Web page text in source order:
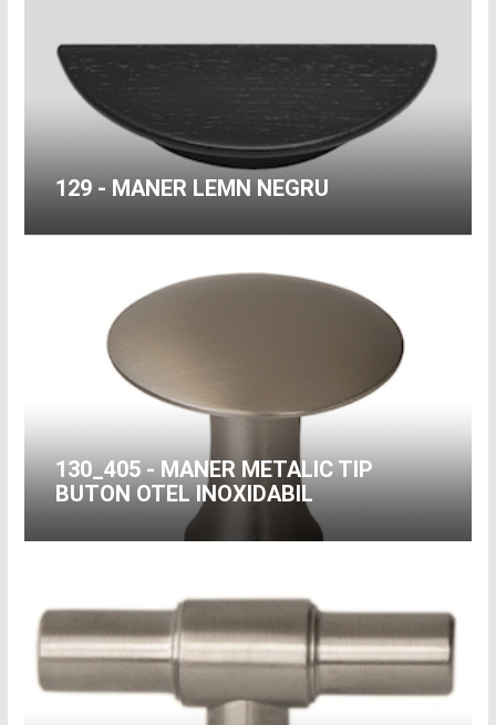
129 - MANER LEMN NEGRU
130_405 - MANER METALIC TIP
BUTON OTEL INOXIDABIL